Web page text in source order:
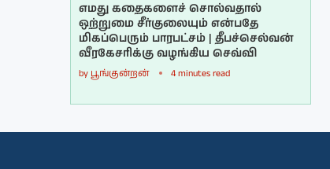
எமது கதைகளைச் சொல்வதால்
ஒற்றுமை சீர்குலையும் என்பதே
மிகப்பெரும் பாரபட்சம் | தீபச்செல்வன்
வீரகேசரிக்கு வழங்கிய செவ்வி
by பூங்குன்றன் 4 minutes read